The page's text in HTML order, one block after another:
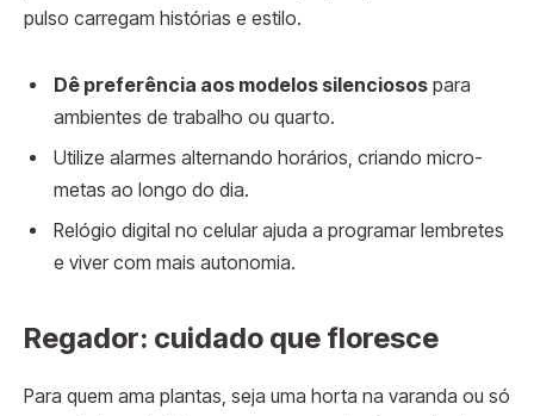
pulso carregam histórias e estilo.
Dê preferência aos modelos silenciosos para
ambientes de trabalho ou quarto.
Utilize alarmes alternando horários, criando micro-
metas ao longo do dia.
Relógio digital no celular ajuda a programar lembretes
e viver com mais autonomia.
Regador: cuidado que floresce
Para quem ama plantas, seja uma horta na varanda ou só